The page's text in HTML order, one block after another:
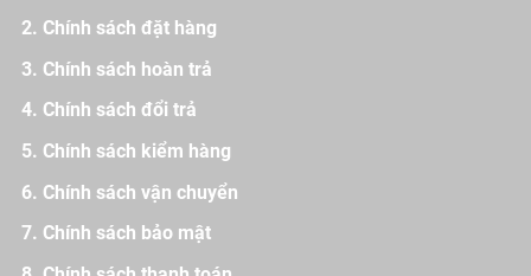
Chính sách đặt hàng
Chính sách hoàn trả
Chính sách đổi trả
Chính sách kiểm hàng
Chính sách vận chuyển
Chính sách bảo mật